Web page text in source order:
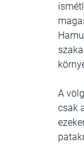
A
csak